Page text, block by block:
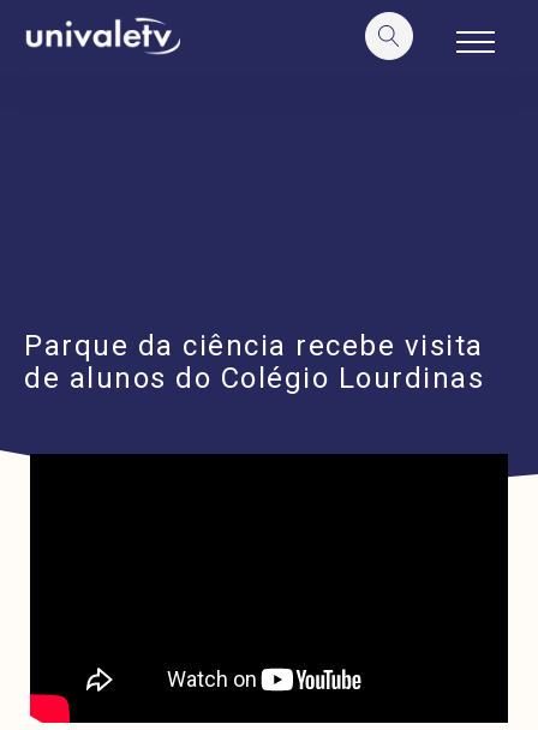
conteúdo
Parque da ciência recebe visita
de alunos do Colégio Lourdinas